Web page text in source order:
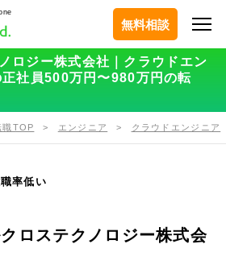
無料相談
ロジー株式会社｜クラウドエン
社員500万円〜980万円の転
職TOP エンジニア クラウドエンジニア
率低い
ロステクノロジー株式会